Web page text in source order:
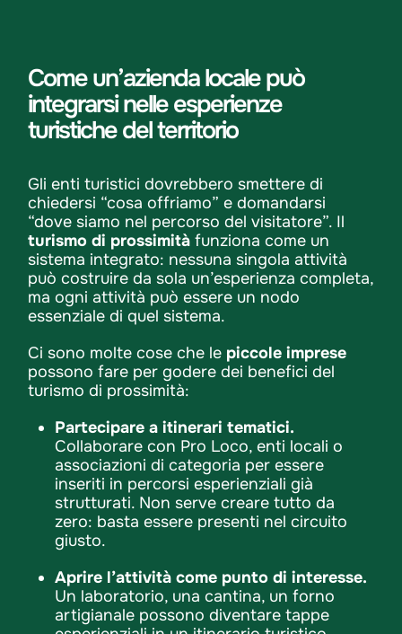
Come un’azienda locale può
integrarsi nelle esperienze
turistiche del territorio
Gli enti turistici dovrebbero smettere di
chiedersi “cosa offriamo” e domandarsi
“dove siamo nel percorso del visitatore”. Il
turismo di prossimità funziona come un
sistema integrato: nessuna singola attività
può costruire da sola un’esperienza completa,
ma ogni attività può essere un nodo
essenziale di quel sistema.
Ci sono molte cose che le piccole imprese
possono fare per godere dei benefici del
turismo di prossimità:
Partecipare a itinerari tematici.
Collaborare con Pro Loco, enti locali o
associazioni di categoria per essere
inseriti in percorsi esperienziali già
strutturati. Non serve creare tutto da
zero: basta essere presenti nel circuito
giusto.
Aprire l’attività come punto di interesse.
Un laboratorio, una cantina, un forno
artigianale possono diventare tappe